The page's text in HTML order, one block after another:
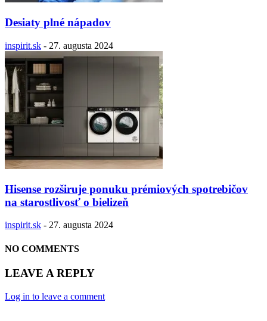
Desiaty plné nápadov
inspirit.sk - 27. augusta 2024
Hisense rozširuje ponuku prémiových spotrebičov
na starostlivosť o bielizeň
inspirit.sk - 27. augusta 2024
NO COMMENTS
LEAVE A REPLY
Log in to leave a comment